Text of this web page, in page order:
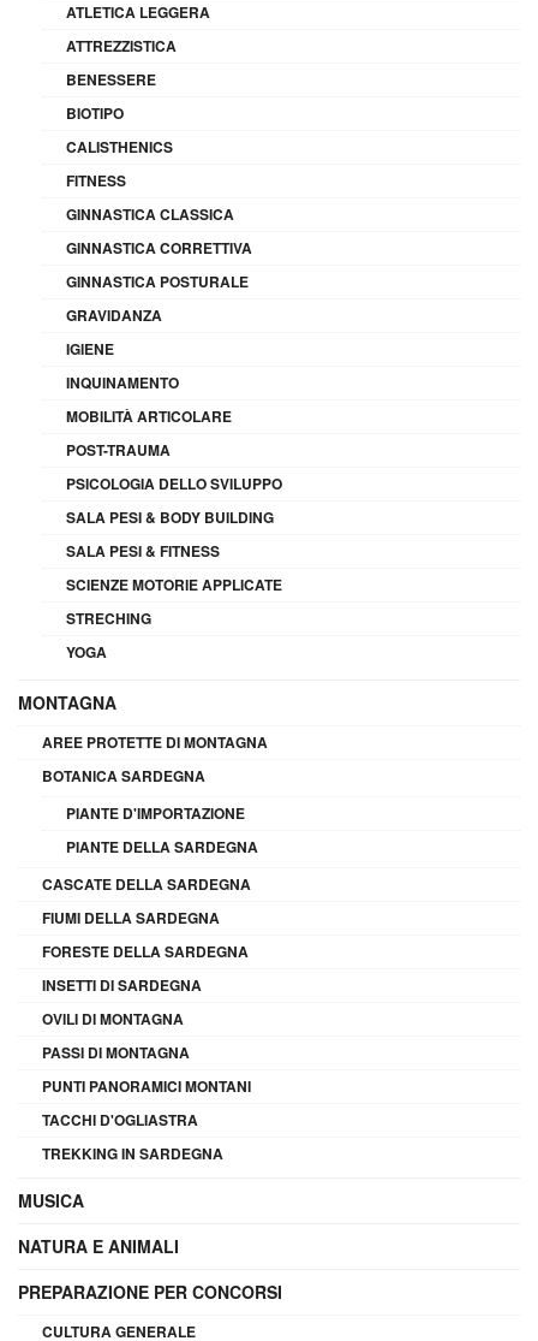
ATLETICA LEGGERA
ATTREZZISTICA
BENESSERE
BIOTIPO
CALISTHENICS
FITNESS
GINNASTICA CLASSICA
GINNASTICA CORRETTIVA
GINNASTICA POSTURALE
GRAVIDANZA
IGIENE
INQUINAMENTO
MOBILITÀ ARTICOLARE
POST-TRAUMA
PSICOLOGIA DELLO SVILUPPO
SALA PESI & BODY BUILDING
SALA PESI & FITNESS
SCIENZE MOTORIE APPLICATE
STRECHING
YOGA
MONTAGNA
AREE PROTETTE DI MONTAGNA
BOTANICA SARDEGNA
PIANTE D'IMPORTAZIONE
PIANTE DELLA SARDEGNA
CASCATE DELLA SARDEGNA
FIUMI DELLA SARDEGNA
FORESTE DELLA SARDEGNA
INSETTI DI SARDEGNA
OVILI DI MONTAGNA
PASSI DI MONTAGNA
PUNTI PANORAMICI MONTANI
TACCHI D'OGLIASTRA
TREKKING IN SARDEGNA
MUSICA
NATURA E ANIMALI
PREPARAZIONE PER CONCORSI
CULTURA GENERALE